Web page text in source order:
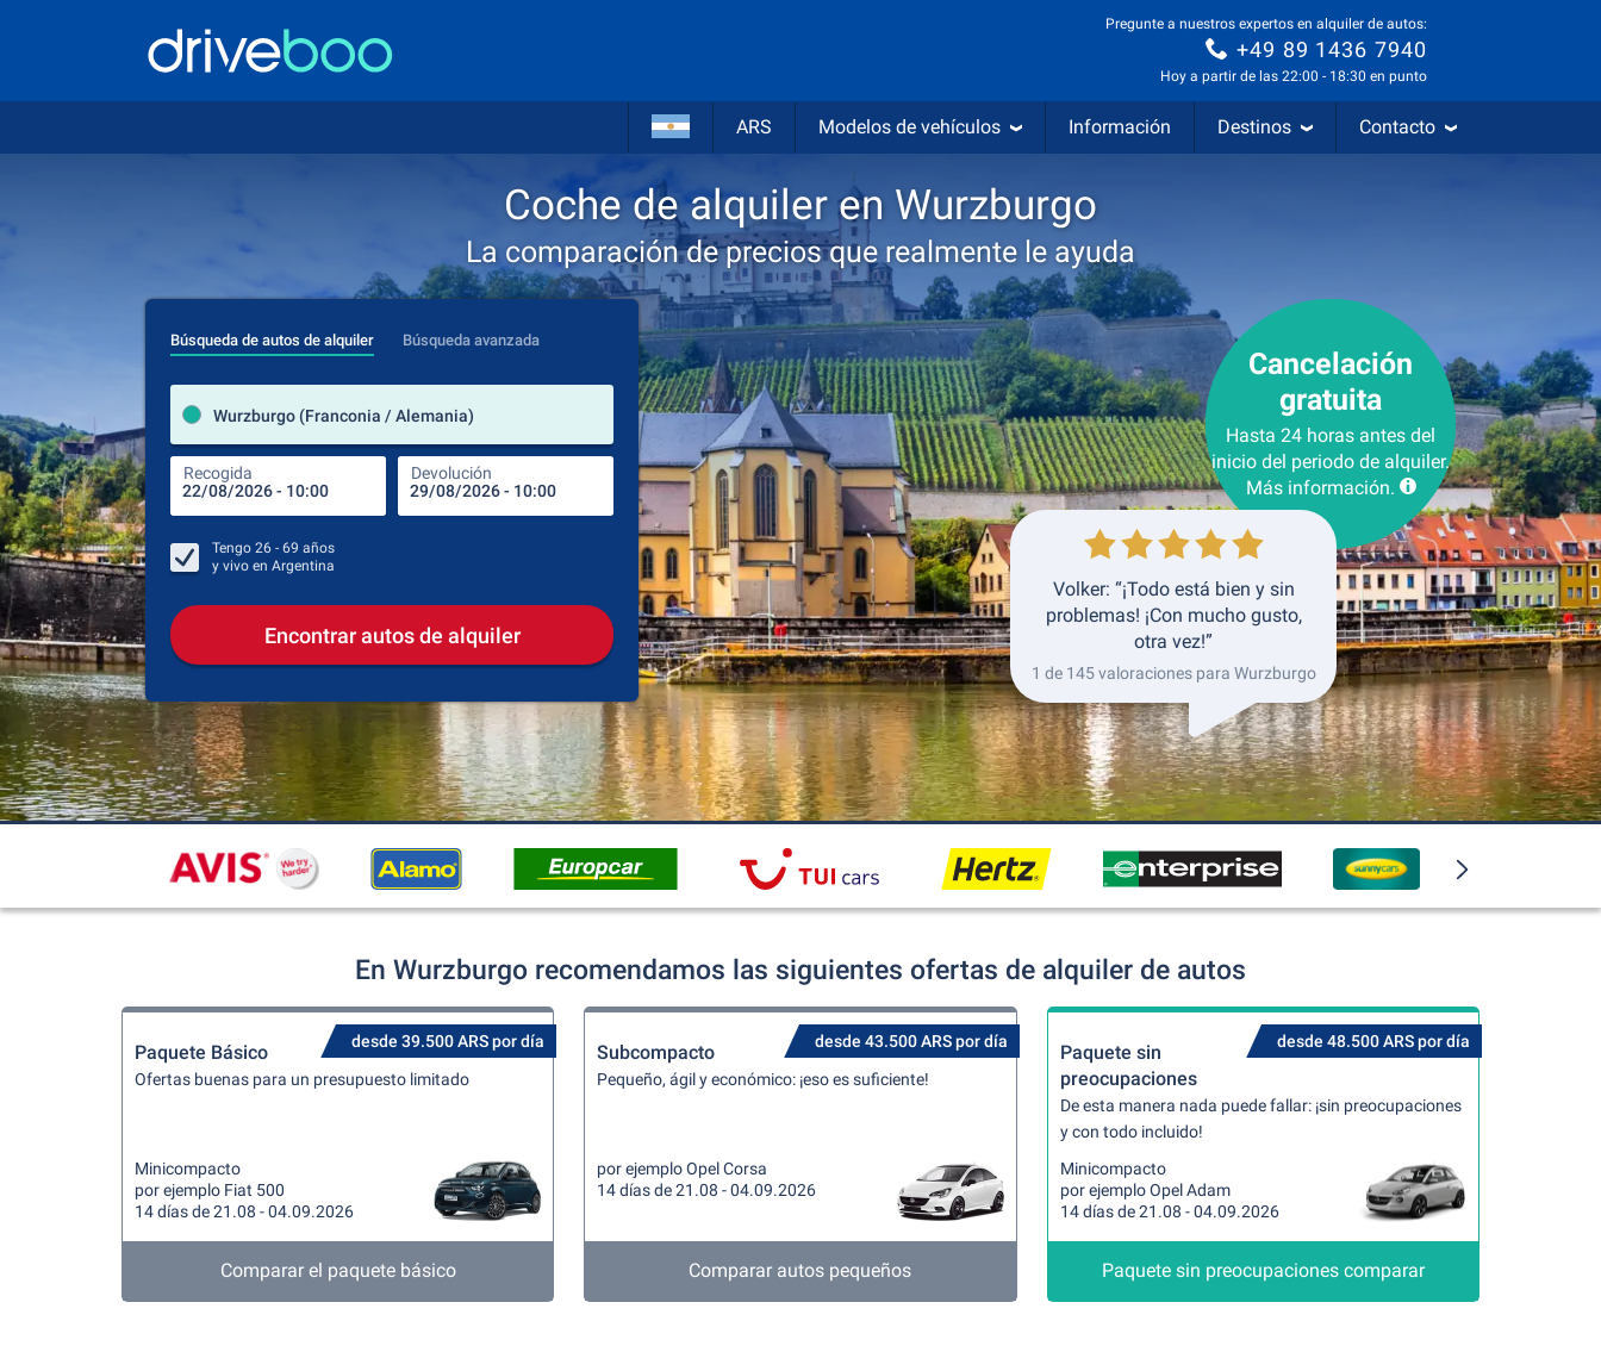
Pregunte a nuestros expertos en alquiler de autos:
+49 89 1436 7940
Hoy a partir de las 22:00 - 18:30 en punto
ARS Modelos de vehículos Información Destinos Contacto
Coche de alquiler en Wurzburgo
La comparación de precios que realmente le ayuda
Búsqueda de autos de alquiler Búsqueda avanzada
Wurzburgo (Franconia / Alemania)
Recogida Devolución
lugar de alquiler
Lugar de devolución
Recogida Devolución
Tengo 26 - 69 años
y vivo en Argentina
Encontrar autos de alquiler
Cancelación
gratuita
Hasta 24 horas antes del
inicio del periodo de alquiler.
Más información.
Volker: “¡Todo está bien y sin
problemas! ¡Con mucho gusto,
otra vez!”
1 de 145 valoraciones para Wurzburgo
En Wurzburgo recomendamos las siguientes ofertas de alquiler de autos
desde 39.500 ARS por día
Paquete Básico
Ofertas buenas para un presupuesto limitado
Minicompacto
por ejemplo Fiat 500
14 días de 21.08 - 04.09.2026
Comparar el paquete básico
desde 43.500 ARS por día
Subcompacto
Pequeño, ágil y económico: ¡eso es suficiente!
por ejemplo Opel Corsa
14 días de 21.08 - 04.09.2026
Comparar autos pequeños
desde 48.500 ARS por día
Paquete sin
preocupaciones
De esta manera nada puede fallar: ¡sin preocupaciones
y con todo incluido!
Minicompacto
por ejemplo Opel Adam
14 días de 21.08 - 04.09.2026
Paquete sin preocupaciones comparar